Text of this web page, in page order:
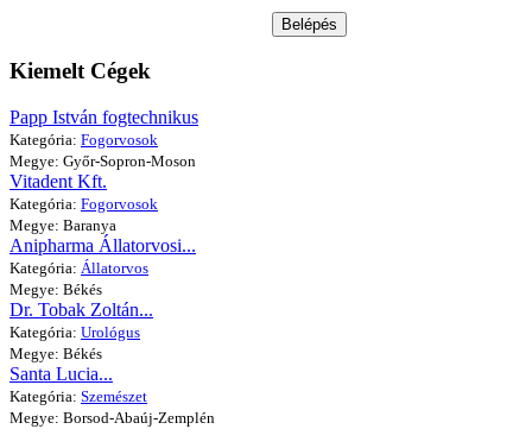
Belépés
Kiemelt Cégek
Papp István fogtechnikus
Kategória: Fogorvosok
Megye: Győr-Sopron-Moson
Vitadent Kft.
Kategória: Fogorvosok
Megye: Baranya
Anipharma Állatorvosi...
Kategória: Állatorvos
Megye: Békés
Dr. Tobak Zoltán...
Kategória: Urológus
Megye: Békés
Santa Lucia...
Kategória: Szemészet
Megye: Borsod-Abaúj-Zemplén